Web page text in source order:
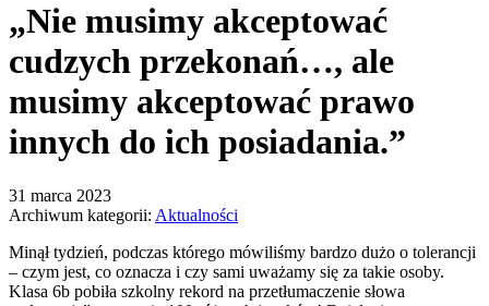
„Nie musimy akceptować
cudzych przekonań…, ale
musimy akceptować prawo
innych do ich posiadania.”
31 marca 2023
Archiwum kategorii: Aktualności
Minął tydzień, podczas którego mówiliśmy bardzo dużo o tolerancji
– czym jest, co oznacza i czy sami uważamy się za takie osoby.
Klasa 6b pobiła szkolny rekord na przetłumaczenie słowa